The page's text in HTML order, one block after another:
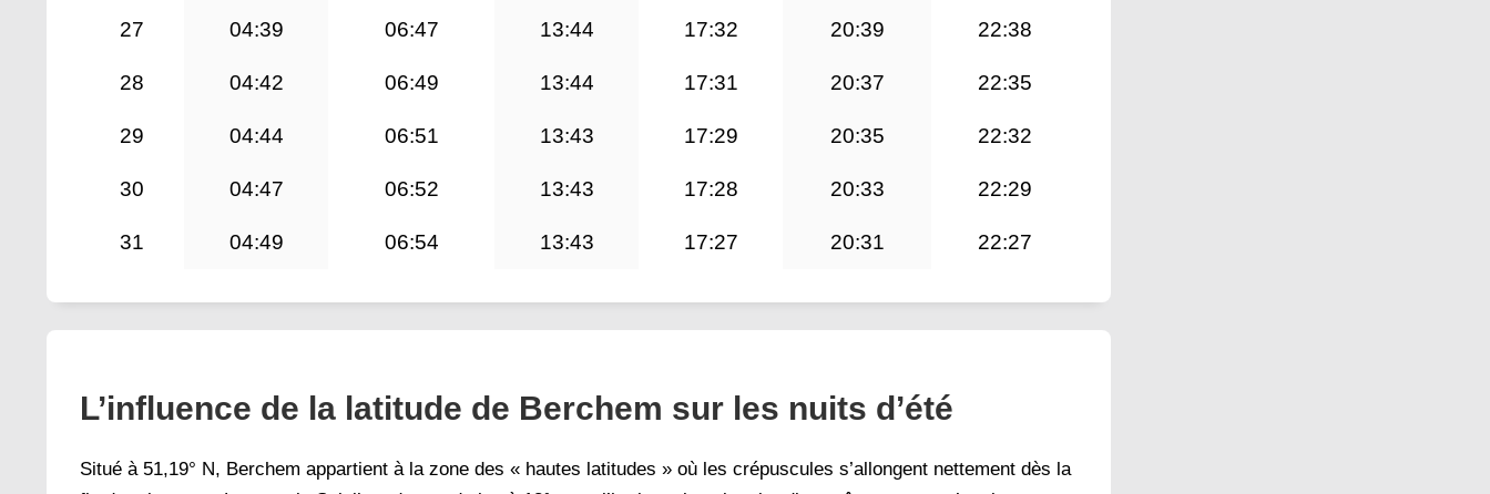
27 04:39 06:47 13:44 17:32 20:39 22:38
28 04:42 06:49 13:44 17:31 20:37 22:35
29 04:44 06:51 13:43 17:29 20:35 22:32
30 04:47 06:52 13:43 17:28 20:33 22:29
31 04:49 06:54 13:43 17:27 20:31 22:27
L’influence de la latitude de Berchem sur les nuits d’été
Situé à 51,19° N, Berchem appartient à la zone des « hautes latitudes » où les crépuscules s’allongent nettement dès la